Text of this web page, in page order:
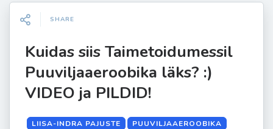
SHARE
Kuidas siis Taimetoidumessil
Puuviljaaeroobika läks? :)
VIDEO ja PILDID!
LIISA-INDRA PAJUSTE
PUUVILJAAEROOBIKA